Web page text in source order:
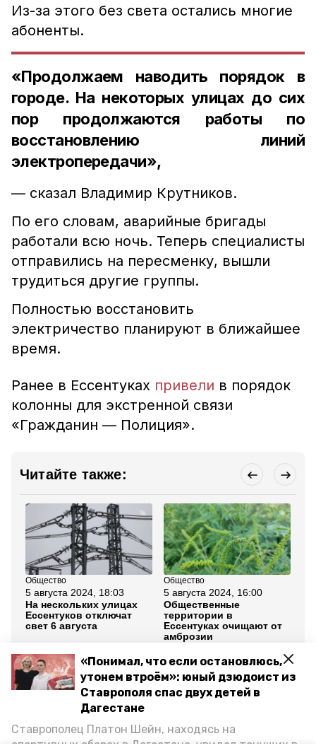
«Понимал, что если остановлюсь,
утонем втроём»: юный дзюдоист из
Ставрополя спас двух детей в
Дагестане
Ставрополец Платон Шейн, находясь на
спортивных сборах в Дегестане, увидел тонущих в
Из-за этого без света остались многие
абоненты.
«Продолжаем наводить порядок в
городе. На некоторых улицах до сих
пор продолжаются работы по
восстановлению линий
электропередачи»,
— сказал Владимир Крутников.
По его словам, аварийные бригады
работали всю ночь. Теперь специалисты
отправились на пересменку, вышли
трудиться другие группы.
Полностью восстановить
электричество планируют в ближайшее
время.
Ранее в Ессентуках привели в порядок
колонны для экстренной связи
«Гражданин — Полиция».
Читайте также:
Общество
5 августа 2024, 18:03
На нескольких улицах
Ессентуков отключат
свет 6 августа
Общество
5 августа 2024, 16:00
Общественные
территории в
Ессентуках очищают от
амброзии
Все новости
непогода
ликвидация последствий непогоды ураган